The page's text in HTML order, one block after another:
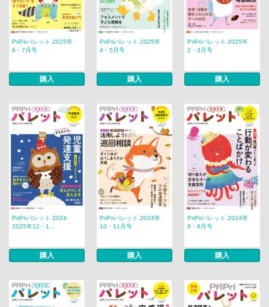
PriPriパレット 2025年
6・7月号
購入
PriPriパレット 2025年
4・5月号
購入
PriPriパレット 2025年
2・3月号
購入
PriPriパレット 2024-
2025年12・1...
購入
PriPriパレット 2024年
10・11月号
購入
PriPriパレット 2024年
8・9月号
購入